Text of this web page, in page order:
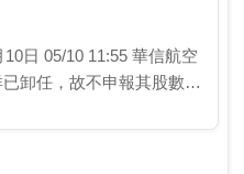
信航空
卸任，故不申報其股數